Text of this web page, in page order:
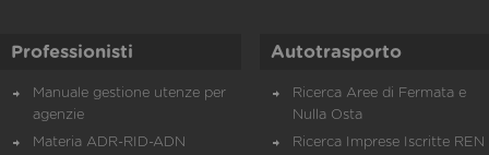
Professionisti
Manuale gestione utenze per
agenzie
Materia ADR-RID-ADN
Autotrasporto
Ricerca Aree di Fermata e
Nulla Osta
Ricerca Imprese Iscritte REN